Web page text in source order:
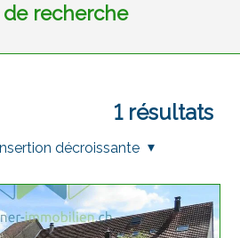
recherche
1résultats
décroissante